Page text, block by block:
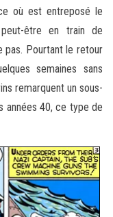
où est entreposé le
être en train de
pas. Pourtant le retour
semaines sans
remarquent un sous-
années 40, ce type de